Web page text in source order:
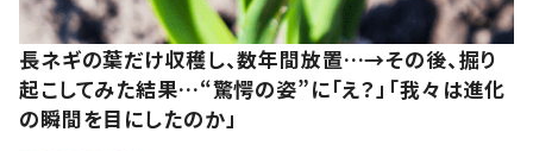
長ネギの葉だけ収穫し、数年間放置…→その後、掘り
起こしてみた結果…“驚愕の姿”に「え？」「我々は進化
の瞬間を目にしたのか」